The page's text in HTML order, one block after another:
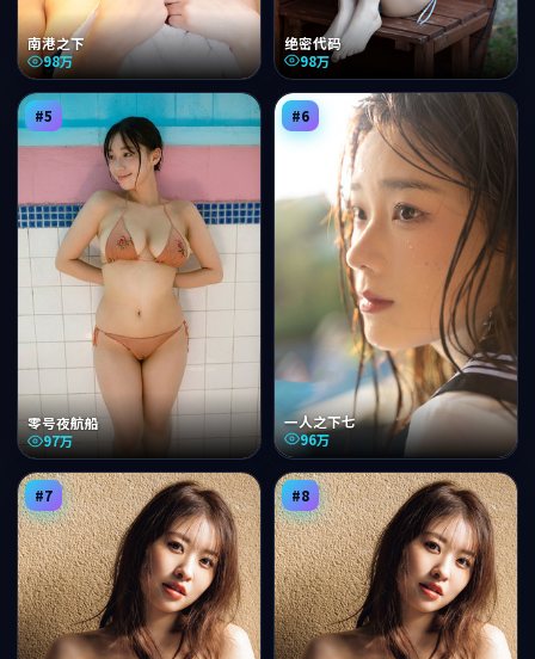
南港之下
98万
绝密代码
98万
#5
零号夜航船
97万
#6
一人之下七
96万
#7 #8